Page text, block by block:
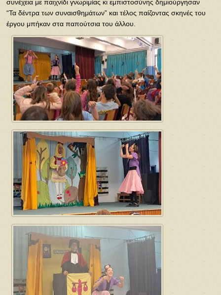
συνέχεια με παιχνίδι γνωριμίας κι εμπιστοσύνης δημιούργησαν
“Τα δέντρα των συναισθημάτων” και τέλος παίζοντας σκηνές του
έργου μπήκαν στα παπούτσια του άλλου.